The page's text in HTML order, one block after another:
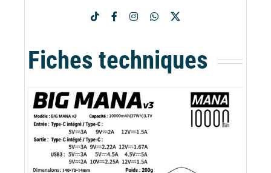
Fiches techniques